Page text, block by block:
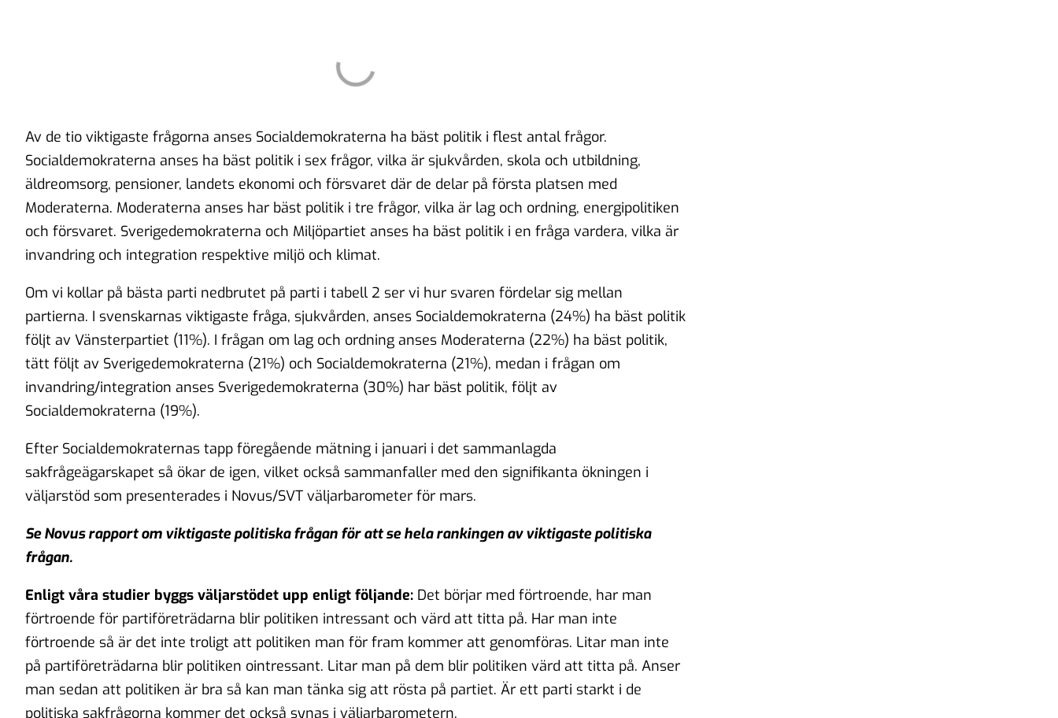
Av de tio viktigaste frågorna anses Socialdemokraterna ha bäst politik i flest antal frågor.
Socialdemokraterna anses ha bäst politik i sex frågor, vilka är sjukvården, skola och utbildning,
äldreomsorg, pensioner, landets ekonomi och försvaret där de delar på första platsen med
Moderaterna. Moderaterna anses har bäst politik i tre frågor, vilka är lag och ordning, energipolitiken
och försvaret. Sverigedemokraterna och Miljöpartiet anses ha bäst politik i en fråga vardera, vilka är
invandring och integration respektive miljö och klimat.
Om vi kollar på bästa parti nedbrutet på parti i tabell 2 ser vi hur svaren fördelar sig mellan
partierna. I svenskarnas viktigaste fråga, sjukvården, anses Socialdemokraterna (24%) ha bäst politik
följt av Vänsterpartiet (11%). I frågan om lag och ordning anses Moderaterna (22%) ha bäst politik,
tätt följt av Sverigedemokraterna (21%) och Socialdemokraterna (21%), medan i frågan om
invandring/integration anses Sverigedemokraterna (30%) har bäst politik, följt av
Socialdemokraterna (19%).
Efter Socialdemokraternas tapp föregående mätning i januari i det sammanlagda
sakfrågeägarskapet så ökar de igen, vilket också sammanfaller med den signifikanta ökningen i
väljarstöd som presenterades i Novus/SVT väljarbarometer för mars.
Se Novus rapport om viktigaste politiska frågan för att se hela rankingen av viktigaste politiska
frågan.
Enligt våra studier byggs väljarstödet upp enligt följande: Det börjar med förtroende, har man
förtroende för partiföreträdarna blir politiken intressant och värd att titta på. Har man inte
förtroende så är det inte troligt att politiken man för fram kommer att genomföras. Litar man inte
på partiföreträdarna blir politiken ointressant. Litar man på dem blir politiken värd att titta på. Anser
man sedan att politiken är bra så kan man tänka sig att rösta på partiet. Är ett parti starkt i de
politiska sakfrågorna kommer det också synas i väljarbarometern.